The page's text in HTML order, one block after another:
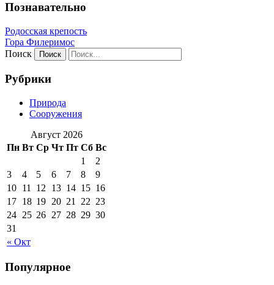
Познавательно
Родосская крепость
Гора Филеримос
Поиск
Рубрики
Природа
Сооружения
Август 2026
Пн Вт Ср Чт Пт Сб Вс
« Окт
1
2
3
4 5 6 7 8
9
10 11 12 13 14 15 16
17 18 19 20 21 22 23
24 25 26 27 28 29 30
31
Популярное